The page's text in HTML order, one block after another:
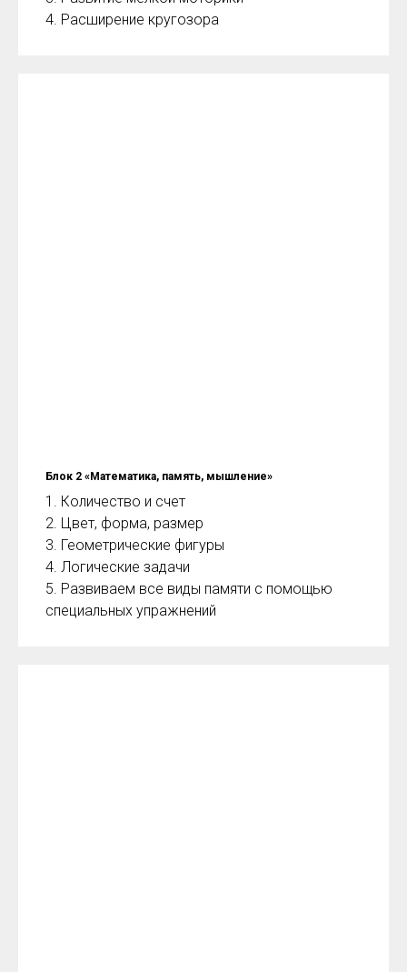
4. Расширение кругозора
Блок 2 «Математика, память, мышление»
1. Количество и счет
2. Цвет, форма, размер
3. Геометрические фигуры
4. Логические задачи
5. Развиваем все виды памяти с помощью
специальных упражнений